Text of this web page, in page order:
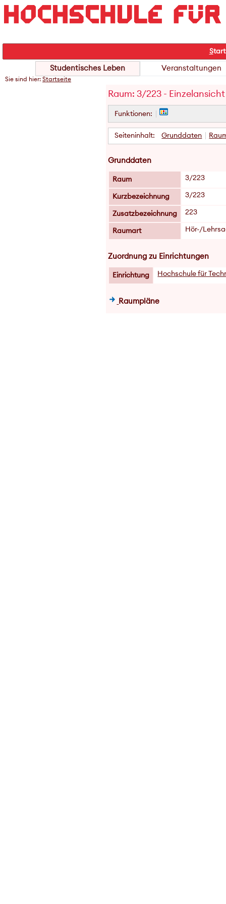
S
Studentisches Leben Veranstaltungen
Sie sind hier: Startseite
Raum: 3/223 - Einzelansicht
Funktionen:
Seiteninhalt: Grunddaten
Grunddaten
Raum 3/223
Kurzbezeichnung 3/223
Zusatzbezeichnung 223
Raumart Hör-/
Zuordnung zu Einrichtungen
Einrichtung Hochschule für
Raumpläne